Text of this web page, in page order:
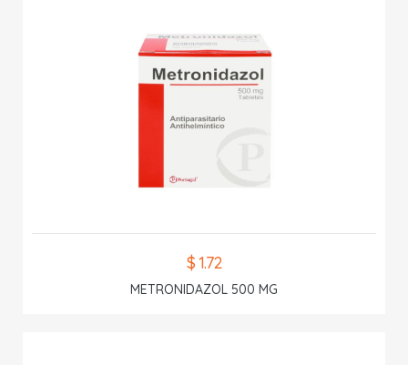
$ 1.72
METRONIDAZOL 500 MG